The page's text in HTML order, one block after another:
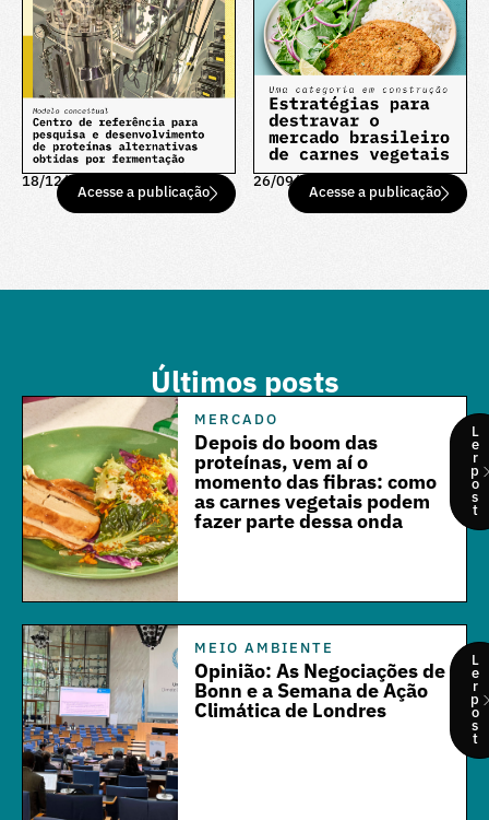
18/12/25
Acesse a publicação
26/09/25
Acesse a publicação
Últimos posts
MERCADO
Depois do boom das
proteínas, vem aí o
momento das fibras: como
as carnes vegetais podem
fazer parte dessa onda
L
e
r
p
o
s
t
MEIO AMBIENTE
Opinião: As Negociações de
Bonn e a Semana de Ação
Climática de Londres
L
e
r
p
o
s
t